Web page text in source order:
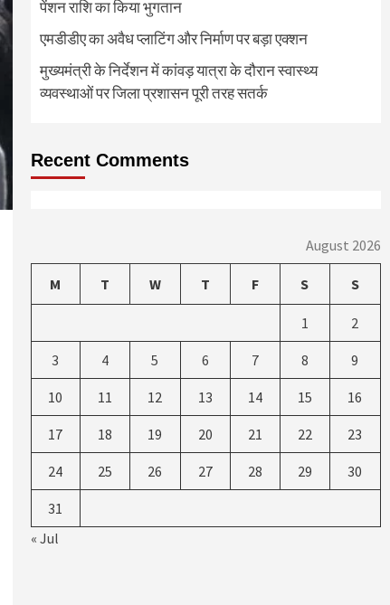
पेंशन राशि का किया भुगतान
एमडीडीए का अवैध प्लाटिंग और निर्माण पर बड़ा एक्शन
मुख्यमंत्री के निर्देशन में कांवड़ यात्रा के दौरान स्वास्थ्य
व्यवस्थाओं पर जिला प्रशासन पूरी तरह सतर्क
Recent Comments
August 2026
M T W T F S S
1 2
3 4 5 6 7 8 9
10 11 12 13 14 15 16
17 18 19 20 21 22 23
24 25 26 27 28 29 30
31
« Jul